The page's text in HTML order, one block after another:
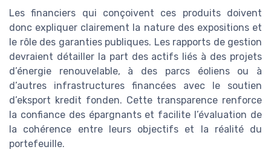
Les financiers qui conçoivent ces produits doivent
donc expliquer clairement la nature des expositions et
le rôle des garanties publiques. Les rapports de gestion
devraient détailler la part des actifs liés à des projets
d’énergie renouvelable, à des parcs éoliens ou à
d’autres infrastructures financées avec le soutien
d’eksport kredit fonden. Cette transparence renforce
la confiance des épargnants et facilite l’évaluation de
la cohérence entre leurs objectifs et la réalité du
portefeuille.